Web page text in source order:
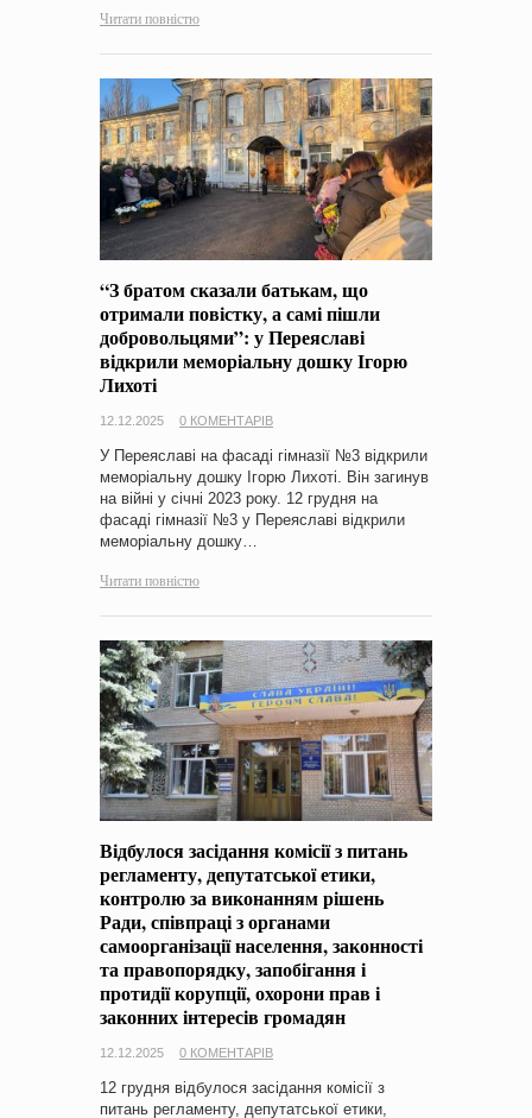
Читати повністю
“З братом сказали батькам, що
отримали повістку, а самі пішли
добровольцями”: у Переяславі
відкрили меморіальну дошку Ігорю
Лихоті
12.12.2025 0 КОМЕНТАРІВ
У Переяславі на фасаді гімназії №3 відкрили
меморіальну дошку Ігорю Лихоті. Він загинув
на війні у січні 2023 року. 12 грудня на
фасаді гімназії №3 у Переяславі відкрили
меморіальну дошку…
Читати повністю
Відбулося засідання комісії з питань
регламенту, депутатської етики,
контролю за виконанням рішень
Ради, співпраці з органами
самоорганізації населення, законності
та правопорядку, запобігання і
протидії корупції, охорони прав і
законних інтересів громадян
12.12.2025 0 КОМЕНТАРІВ
12 грудня відбулося засідання комісії з
питань регламенту, депутатської етики,